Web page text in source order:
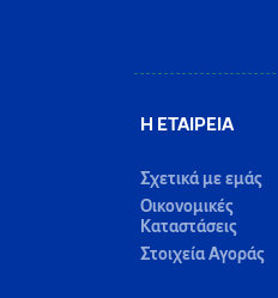
Η ΕΤΑΙΡΕΙΑ
Σχετικά με εμάς
Οικονομικές
Καταστάσεις
Στοιχεία Αγοράς